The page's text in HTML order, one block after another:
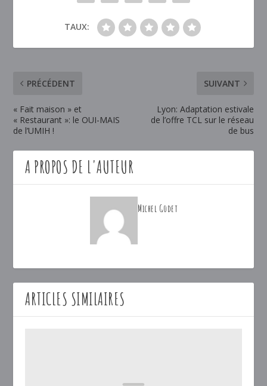
TAUX:
PRÉCÉDENT
« Fait maison » et
« Restaurant »: le OUI-MAIS
de l’UMIH !
SUIVANT
Lyon: Adaptation estivale
de l’offre TCL sur le réseau
de bus
A PROPOS DE L'AUTEUR
Michel Godet
ARTICLES SIMILAIRES